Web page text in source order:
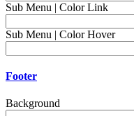
Sub Menu | Color Link
Sub Menu | Color Hover
Footer
Background